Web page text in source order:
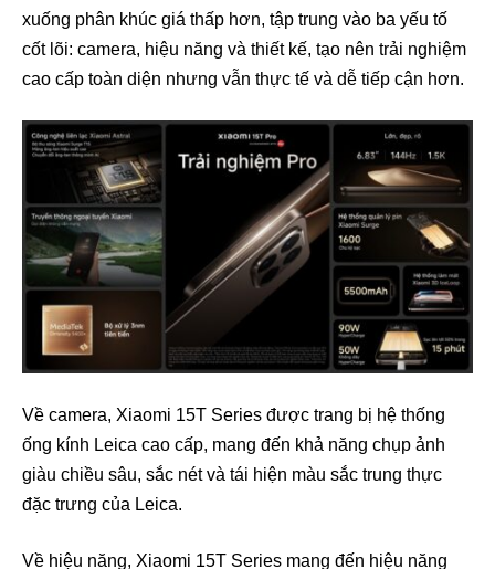
xuống phân khúc giá thấp hơn, tập trung vào ba yếu tố
cốt lõi: camera, hiệu năng và thiết kế, tạo nên trải nghiệm
cao cấp toàn diện nhưng vẫn thực tế và dễ tiếp cận hơn.
Về camera, Xiaomi 15T Series được trang bị hệ thống
ống kính Leica cao cấp, mang đến khả năng chụp ảnh
giàu chiều sâu, sắc nét và tái hiện màu sắc trung thực
đặc trưng của Leica.
Về hiệu năng, Xiaomi 15T Series mang đến hiệu năng